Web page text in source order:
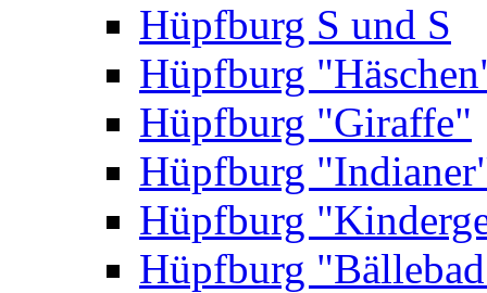
Hüpfburg S und S
Hüpfburg
Hüpfburg "Giraffe"
Hüpfburg
Hüpfburg
Hüpfburg